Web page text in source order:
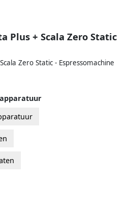
Plus + Scala Zero Static
Zero Static - Espressomachine